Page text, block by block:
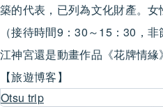
築的代表，已列為文化財產。女
（接待時間9：30～15：30，
江神宮還是動畫作品《花牌情緣
【旅遊博客】